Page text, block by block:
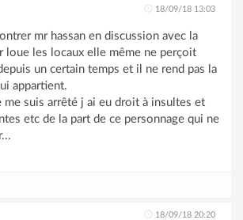
18/09/18 13:03
mr hassan en discussion avec la
loue les locaux elle même ne perçoit
un certain temps et il ne rend pas la
appartient.
me suis arrêté j ai eu droit à insultes et
etc de la part de ce personnage qui ne
18/09/18 20:20